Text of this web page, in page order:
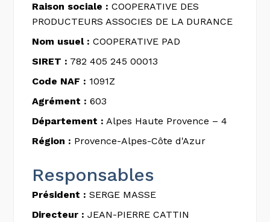
Raison sociale : COOPERATIVE DES
PRODUCTEURS ASSOCIES DE LA DURANCE
Nom usuel : COOPERATIVE PAD
SIRET : 782 405 245 00013
Code NAF : 1091Z
Agrément : 603
Département : Alpes Haute Provence – 4
Région : Provence-Alpes-Côte d'Azur
Responsables
Président : SERGE MASSE
Directeur : JEAN-PIERRE CATTIN